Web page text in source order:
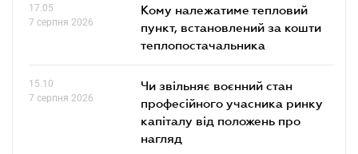
17.05
7 серпня 2026
Кому належатиме тепловий
пункт, встановлений за кошти
теплопостачальника
15.10
7 серпня 2026
Чи звільняє воєнний стан
професійного учасника ринку
капіталу від положень про
нагляд